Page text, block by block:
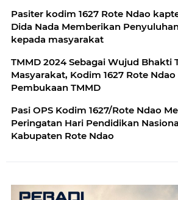
Pasiter kodim 1627 Rote Ndao kapten kav.Agustinus
Dida Nada Memberikan
kepada masyarakat
TMMD 2024 Sebagai Wujud Bhakti TNI Kepada
Masyarakat, Kodim 1627 Rote Ndao Gelar Upacara
Pembukaan TMMD
Pasi OPS Kodim 1627/Rote Ndao
Peringatan Hari Pendidikan Nasional Tahun 2024
Kabupaten Rote Ndao